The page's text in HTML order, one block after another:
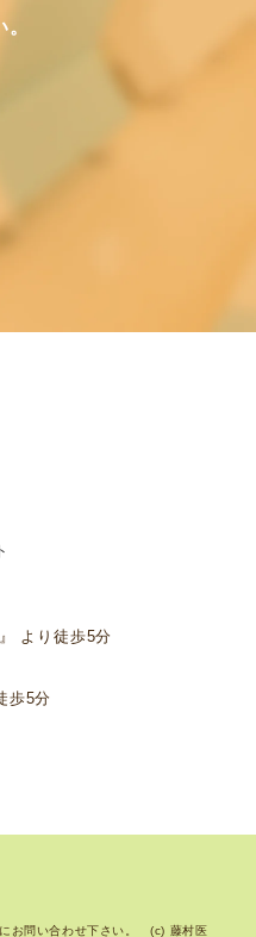
より徒歩5分
5分
お問い合わせ下さい。 (c) 藤村医